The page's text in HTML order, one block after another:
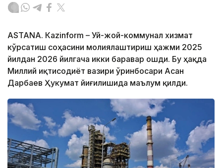
ASTANА. Кazinform – Уй-жой-коммунал хизмат
кўрсатиш соҳасини молиялаштириш ҳажми 2025
йилдан 2026 йилгача икки баравар ошди. Бу ҳақда
Миллий иқтисодиёт вазири ўринбосари Асан
Дарбаев Ҳукумат йиғилишида маълум қилди.